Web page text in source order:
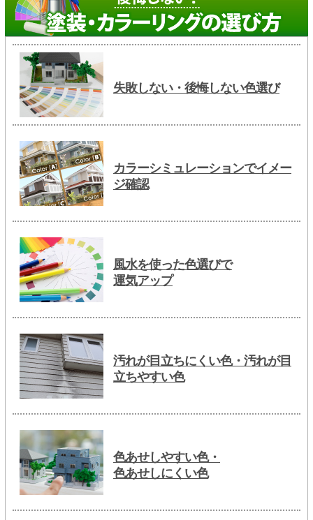
失敗しない・後悔しない色選び
カラーシミュレーションでイメー
ジ確認
風水を使った色選びで
運気アップ
汚れが目立ちにくい色・汚れが目
立ちやすい色
色あせしやすい色・
色あせしにくい色